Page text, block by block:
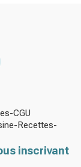
CGU
Recettes
inscrivant